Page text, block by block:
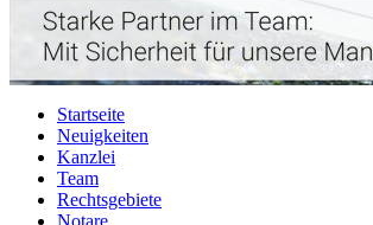
Startseite
Neuigkeiten
Kanzlei
Team
Rechtsgebiete
Notare